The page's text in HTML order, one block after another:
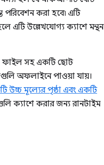
পরিবেশন করা হবে৷ এটি
এটি উল্লেখযোগ্য ক্যাশে মন্থন
ফাইল সহ একটি ছোট
অফলাইনে পাওয়া যায়।
উচ্চ মূল্যের পৃষ্ঠা এবং একটি
ক্যাশে করার জন্য রানটাইম